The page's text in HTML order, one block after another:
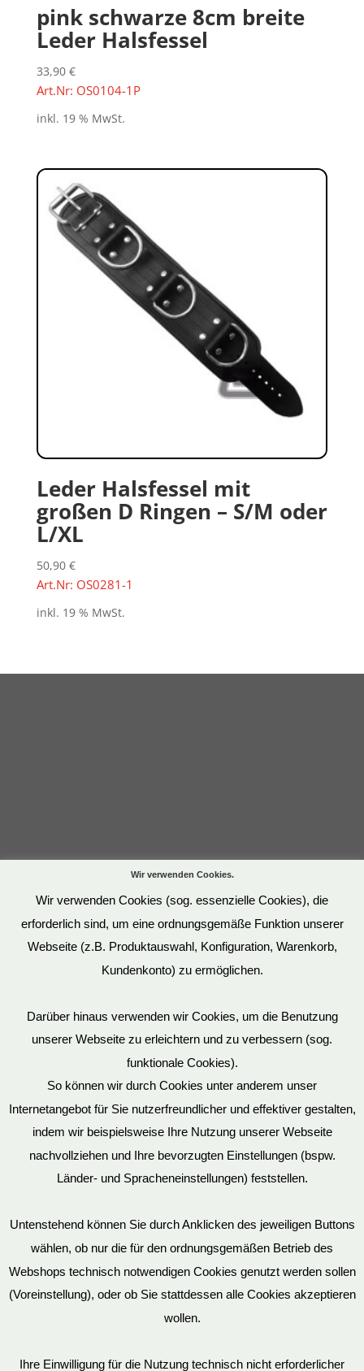
pink schwarze 8cm breite
Leder Halsfessel
33,90 €
Art.Nr: OS0104-1P
inkl. 19 % MwSt.
Leder Halsfessel mit
großen D Ringen – S/M oder
L/XL
50,90 €
Art.Nr: OS0281-1
inkl. 19 % MwSt.
Datenschutz
Mein Konto
Vertrag widerrufen
Wir verwenden Cookies.
Wir verwenden Cookies (sog. essenzielle Cookies), die
erforderlich sind, um eine ordnungsgemäße Funktion unserer
Webseite (z.B. Produktauswahl, Konfiguration, Warenkorb,
Kundenkonto) zu ermöglichen.
Darüber hinaus verwenden wir Cookies, um die Benutzung
unserer Webseite zu erleichtern und zu verbessern (sog.
funktionale Cookies).
So können wir durch Cookies unter anderem unser
Internetangebot für Sie nutzerfreundlicher und effektiver gestalten,
indem wir beispielsweise Ihre Nutzung unserer Webseite
nachvollziehen und Ihre bevorzugten Einstellungen (bspw.
Länder- und Spracheneinstellungen) feststellen.
Untenstehend können Sie durch Anklicken des jeweiligen Buttons
wählen, ob nur die für den ordnungsgemäßen Betrieb des
Webshops technisch notwendigen Cookies genutzt werden sollen
(Voreinstellung), oder ob Sie stattdessen alle Cookies akzeptieren
wollen.
Ihre Einwilligung für die Nutzung technisch nicht erforderlicher